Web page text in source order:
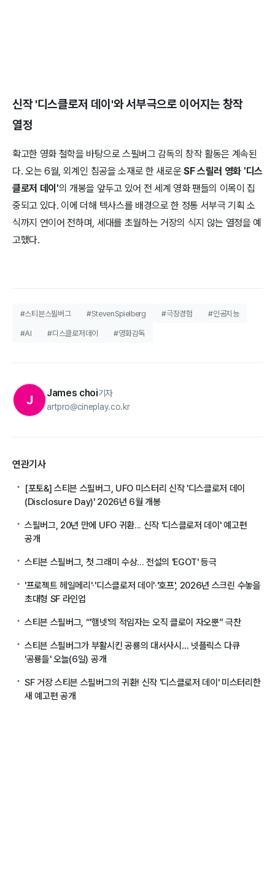
신작 '디스클로저 데이'와 서부극으로 이어지는 창작
열정
확고한 영화 철학을 바탕으로 스필버그 감독의 창작 활동은 계속된
다. 오는 6월, 외계인 침공을 소재로 한 새로운SF 스릴러 영화 '디스
클로저 데이'의 개봉을 앞두고 있어 전 세계 영화 팬들의 이목이 집
중되고 있다. 이에 더해 텍사스를 배경으로 한 정통 서부극 기획 소
식까지 연이어 전하며, 세대를 초월하는 거장의 식지 않는 열정을 예
고했다.
#스티븐스필버그 #StevenSpielberg #극장경험 #인공지능
#AI #디스클로저데이 #영화감독
J James choi기자
artpro@cineplay.co.kr
연관기사
[포토&] 스티븐 스필버그, UFO 미스터리 신작 '디스클로저 데이
(Disclosure Day)' 2026년 6월 개봉
스필버그, 20년 만에 UFO 귀환... 신작 '디스클로저 데이' 예고편
공개
스티븐 스필버그, 첫 그래미 수상... 전설의 'EGOT' 등극
'프로젝트 헤일메리'·'디스클로저 데이'·'호프', 2026년 스크린 수놓을
초대형 SF 라인업
스티븐 스필버그, “'햄넷'의 적임자는 오직 클로이 자오뿐” 극찬
스티븐 스필버그가 부활시킨 공룡의 대서사시… 넷플릭스 다큐
'공룡들' 오늘(6일) 공개
SF 거장 스티븐 스필버그의 귀환! 신작 '디스클로저 데이' 미스터리한
새 예고편 공개